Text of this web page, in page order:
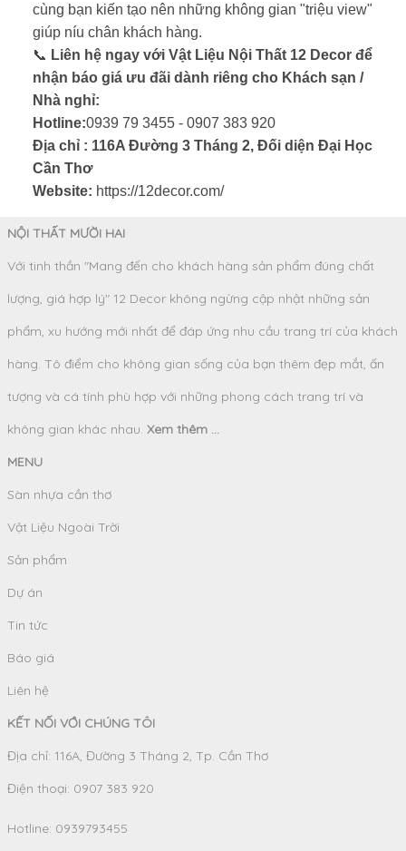
cùng bạn kiến tạo nên những không gian "triệu view"
giúp níu chân khách hàng.
📞 Liên hệ ngay với Vật Liệu Nội Thất 12 Decor để
nhận báo giá ưu đãi dành riêng cho Khách sạn /
Nhà nghỉ:
Hotline:0939 79 3455 - 0907 383 920
Địa chỉ : 116A Đường 3 Tháng 2, Đối diện Đại Học
Cần Thơ
Website: https://12decor.com/
NỘI THẤT MƯỜI HAI
Với tinh thần "Mang đến cho khách hàng sản phẩm đúng chất
lượng, giá hợp lý" 12 Decor không ngừng cập nhật những sản
phẩm, xu hướng mới nhất để đáp ứng nhu cầu trang trí của khách
hàng. Tô điểm cho không gian sống của bạn thêm đẹp mắt, ấn
tượng và cá tính phù hợp với những phong cách trang trí và
không gian khác nhau. Xem thêm ...
MENU
Sàn nhựa cần thơ
Vật Liệu Ngoài Trời
Sản phẩm
Dự án
Tin tức
Báo giá
Liên hệ
KẾT NỐI VỚI CHÚNG TÔI
Địa chỉ: 116A, Đường 3 Tháng 2, Tp. Cần Thơ
Điện thoại: 0907 383 920
Hotline: 0939793455